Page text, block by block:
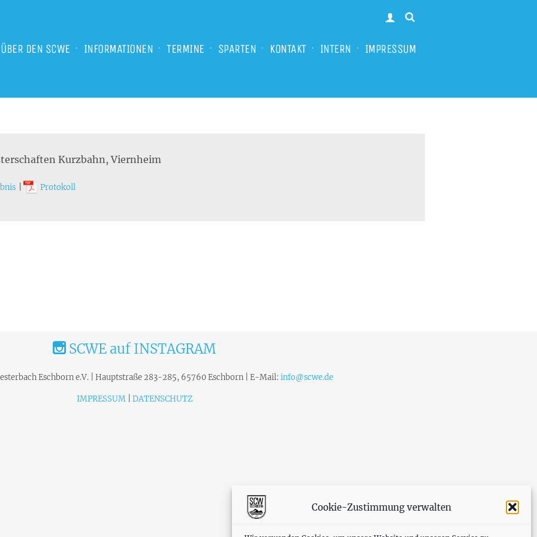
Cookie-Zustimmung verwalten
ÜBER DEN SCWE INFORMATIONEN TERMINE SPARTEN KONTAKT INTERN IMPRESSUM
Kurzbahn, Viernheim
Protokoll
SCWE auf INSTAGRAM
Eschborn e.V. | Hauptstraße 283-285, 65760 Eschborn | E-Mail: info@scwe.de
IMPRESSUM| DATENSCHUTZ